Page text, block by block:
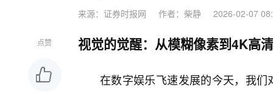
来源：证券时报网 作者：柴静 2026-02-07
点赞 视觉的觉醒：从模糊像素到4K高
在数字娱乐飞速发展的今天，我们